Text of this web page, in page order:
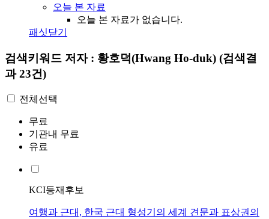
오늘 본 자료
오늘 본 자료가 없습니다.
패싯닫기
검색키워드 저자 : 황호덕(Hwang Ho-duk) (검색결
과 23건)
전체선택
무료
기관내 무료
유료
KCI등재후보
여행과 근대, 한국 근대 형성기의 세계 견문과 표상권의